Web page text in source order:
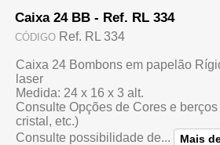
Caixa 24 BB - Ref. RL 334
CÓDIGO Ref. RL 334
Caixa 24 Bombons em papelão
laser
Medida: 24 x 16 x 3 alt.
Consulte Opções de Cores e
cristal, etc.)
Consulte possibilidade de...
Mais